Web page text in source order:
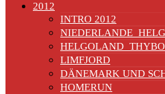
2012
INTRO 2012
LIMFJORD
DÄNEMARK UND
HOMERUN